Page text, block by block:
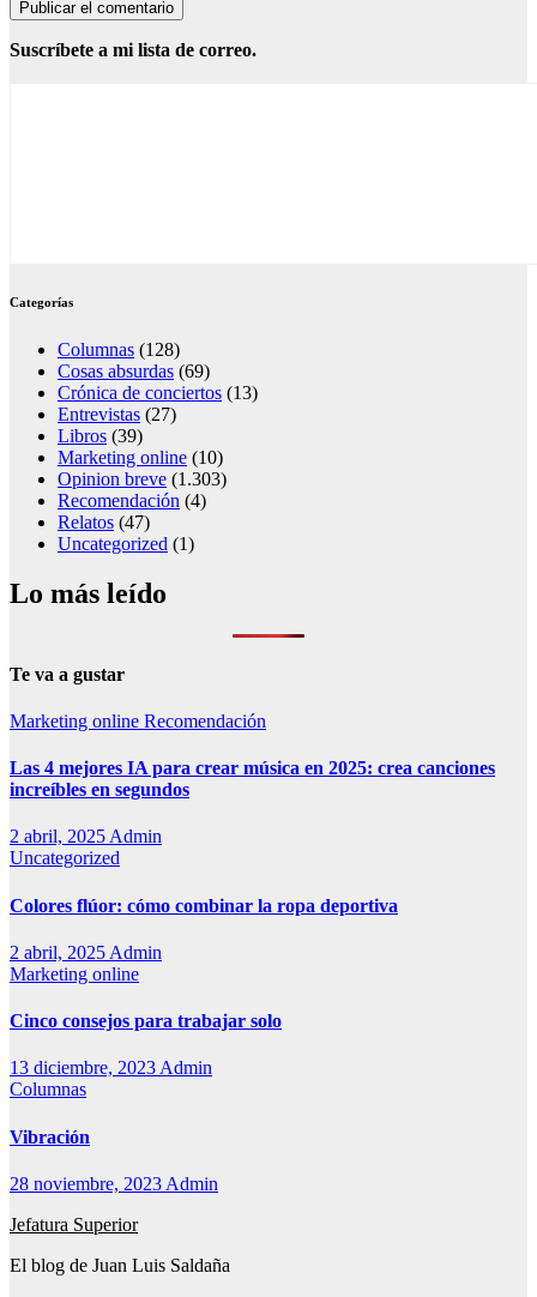
Suscríbete a mi lista de correo.
Categorías
Columnas (128)
Cosas absurdas (69)
Crónica de conciertos (13)
Entrevistas (27)
Libros (39)
Marketing online (10)
Opinion breve (1.303)
Recomendación (4)
Relatos (47)
Uncategorized (1)
Lo más leído
Te va a gustar
Marketing online Recomendación
Las 4 mejores IA para crear música en 2025: crea canciones
increíbles en segundos
2 abril, 2025Admin
Uncategorized
Colores flúor: cómo combinar la ropa deportiva
2 abril, 2025 Admin
Marketing online
Cinco consejos para trabajar solo
13 diciembre, 2023Admin
Columnas
Vibración
28 noviembre, 2023 Admin
Jefatura Superior
El blog de Juan Luis Saldaña